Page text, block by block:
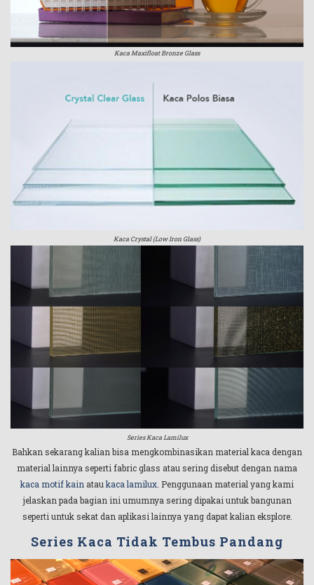
Kaca Maxifloat Bronze Glass
Kaca Crystal (Low Iron Glass)
Series Kaca Lamilux
Bahkan sekarang kalian bisa mengkombinasikan material kaca dengan
material lainnya seperti fabric glass atau sering disebut dengan nama
kaca motif kain atau kaca lamilux . Penggunaan material yang kami
jelaskan pada bagian ini umumnya sering dipakai untuk bangunan
seperti untuk sekat dan aplikasi lainnya yang dapat kalian eksplore.
Series Kaca Tidak Tembus Pandang